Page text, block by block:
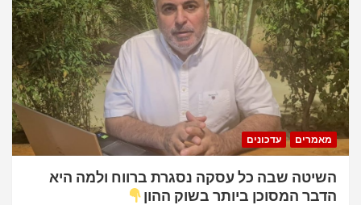
מאמרים עדכונים
השיטה שבה כל עסקה נסגרת ברווח ולמה היא
הדבר המסוכן ביותר בשוק ההון